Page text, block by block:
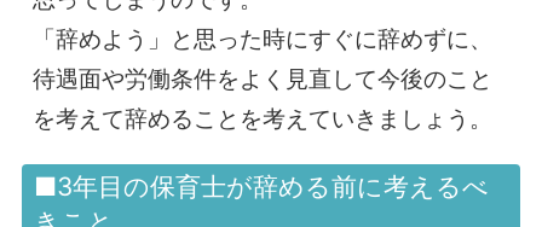
「辞めよう」と思った時にすぐに辞めずに、
待遇面や労働条件をよく見直して今後のこと
を考えて辞めることを考えていきましょう。
■3年目の保育士が辞める前に考えるべ